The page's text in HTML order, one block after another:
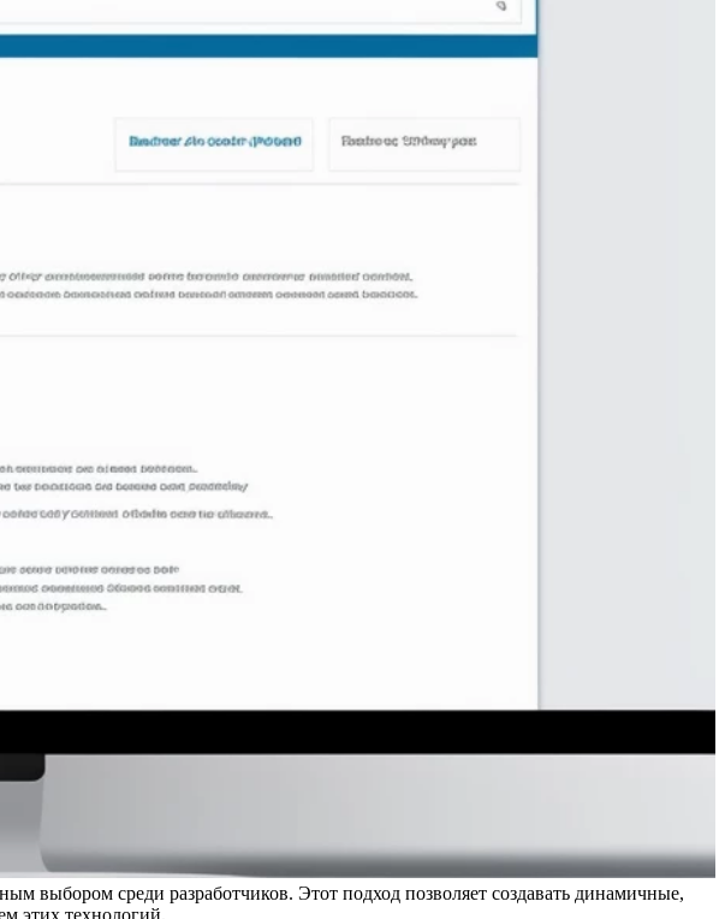
выбором среди разработчиков. Этот подход позволяет создавать динамичные,
этих технологий.